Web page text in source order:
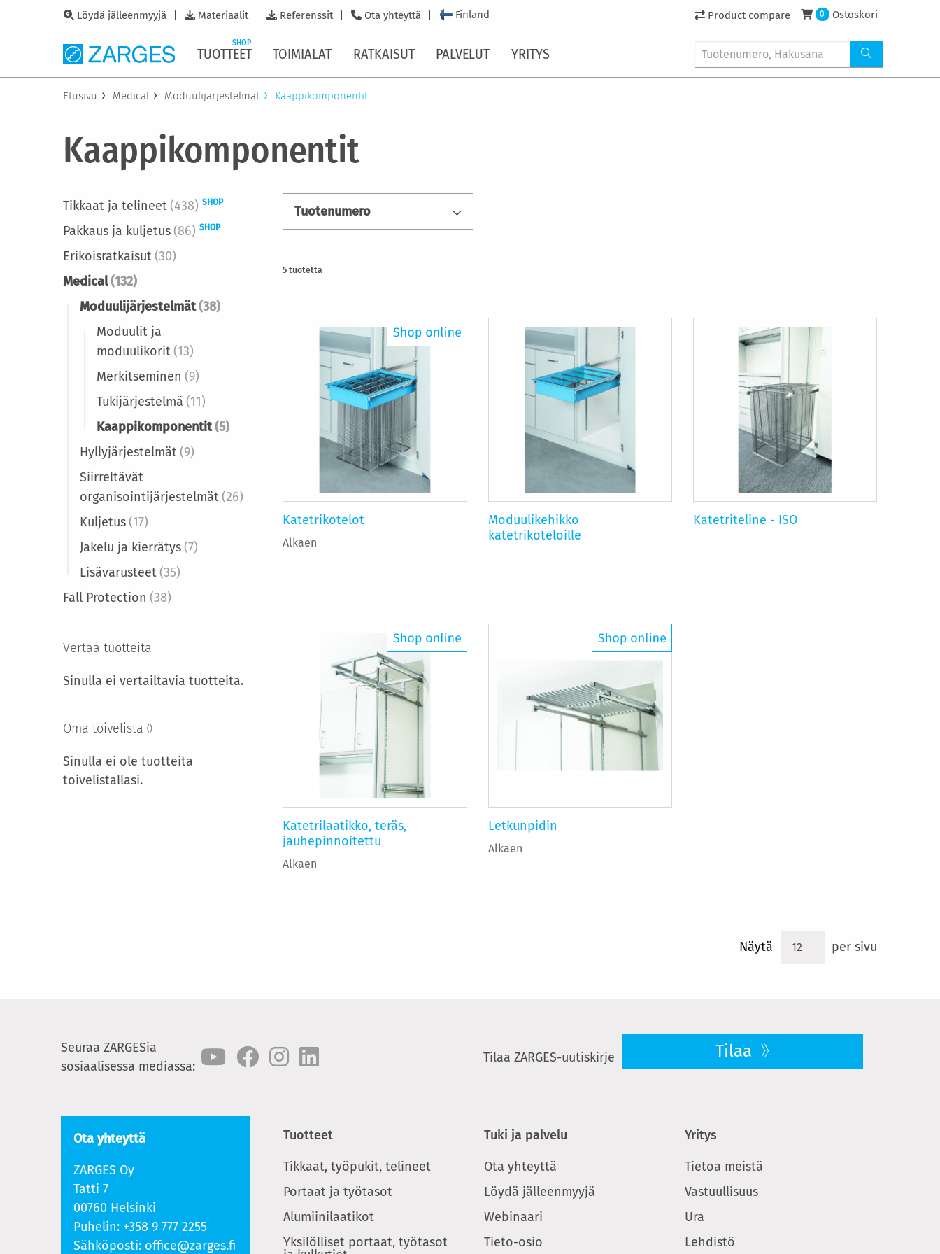
Löydä jälleenmyyjä Materiaalit Referenssit Ota yhteyttä Finland Product compare 0 Ostoskori
TUOTTEET
SHOP
TOIMIALAT RATKAISUT PALVELUT YRITYS
Etusivu Medical Moduulijärjestelmät Kaappikomponentit
Kaappikomponentit
Tuotenumero
5 tuotetta
Katetrikotelot
Alkaen
Moduulikehikko
katetrikoteloille
Katetriteline - ISO
Katetrilaatikko, teräs,
jauhepinnoitettu
Alkaen
Letkunpidin
Alkaen
Näytä per sivu
Tikkaat ja telineet(438) SHOP
Pakkaus ja kuljetus(86) SHOP
Erikoisratkaisut(30)
Medical(132)
Moduulijärjestelmät(38)
Moduulit ja
moduulikorit(13)
Merkitseminen (9)
Tukijärjestelmä (11)
Kaappikomponentit(5)
Hyllyjärjestelmät(9)
Siirreltävät
organisointijärjestelmät(26)
Kuljetus(17)
Jakelu ja kierrätys(7)
Lisävarusteet(35)
Fall Protection (38)
Vertaa tuotteita
Sinulla ei vertailtavia tuotteita.
Oma toivelista
Sinulla ei ole tuotteita
toivelistallasi.
Seuraa ZARGESia
sosiaalisessa mediassa:
Tilaa ZARGES-uutiskirje Tilaa
Ota yhteyttä
ZARGES Oy
Tatti 7
00760 Helsinki
Puhelin: +358 9 777 2255
Sähköposti: office@zarges.fi
Tuotteet
Tikkaat, työpukit, telineet
Portaat ja työtasot
Alumiinilaatikot
Yksilölliset portaat, työtasot
Tuki ja palvelu
Ota yhteyttä
Löydä jälleenmyyjä
Webinaari
Tieto-osio
Yritys
Tietoa meistä
Vastuullisuus
Ura
Lehdistö